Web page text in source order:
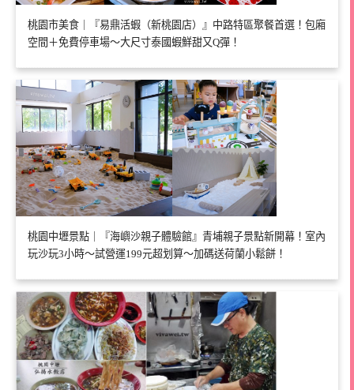
桃園市美食｜『易鼎活蝦（新桃園店）』中路特區聚餐首選！包廂
空間＋免費停車場～大尺寸泰國蝦鮮甜又Q彈！
桃園中壢景點｜『海嶼沙親子體驗館』青埔親子景點新開幕！室內
玩沙玩3小時～試營運199元超划算～加碼送荷蘭小鬆餅！